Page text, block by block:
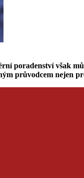
poradenství však
průvodcem nejen